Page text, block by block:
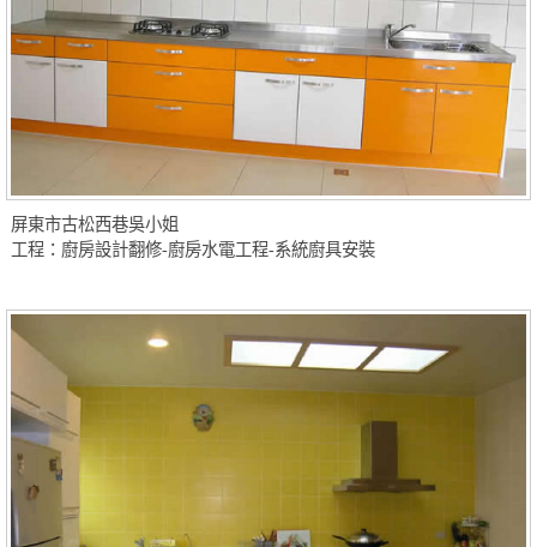
屏東市古松西巷吳小姐
工程：廚房設計翻修-廚房水電工程-系統廚具安裝